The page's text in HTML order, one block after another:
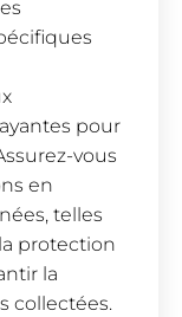
pour
vous
en
telles
protection
la
collectées.